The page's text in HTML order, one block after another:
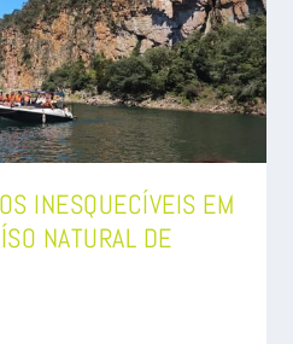
INESQUECÍVEIS EM
NATURAL DE